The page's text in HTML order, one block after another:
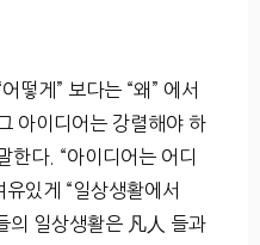
떻게” 보다는 “왜” 에서
아이디어는 강렬해야 하
한다. “아이디어는 어디
있게 “일상생활에서
의 일상생활은 凡人 들과